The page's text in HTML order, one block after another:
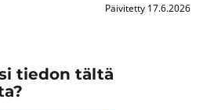
Päivitetty 17.6.2026
tiedon tältä